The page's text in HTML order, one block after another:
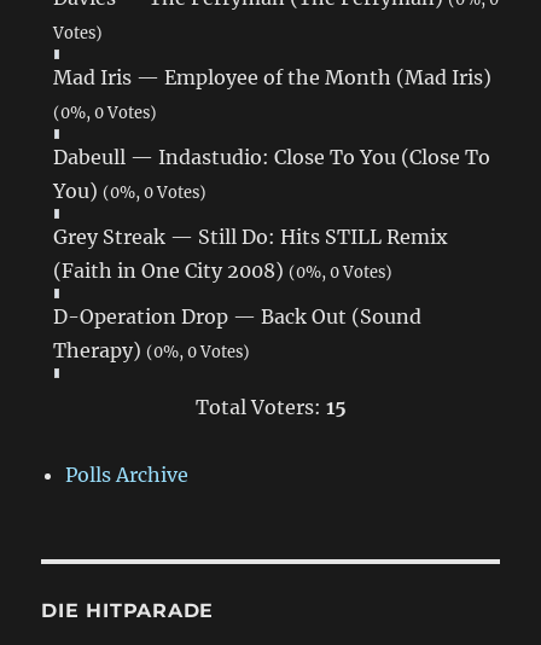
Votes)
Mad Iris — Employee of the Month (Mad Iris)
(0%, 0 Votes)
Dabeull — Indastudio: Close To You (Close To
You) (0%, 0 Votes)
Grey Streak — Still Do: Hits STILL Remix
(Faith in One City 2008) (0%, 0 Votes)
D-Operation Drop — Back Out (Sound
Therapy) (0%, 0 Votes)
Total Voters: 15
Polls Archive
DIE HITPARADE